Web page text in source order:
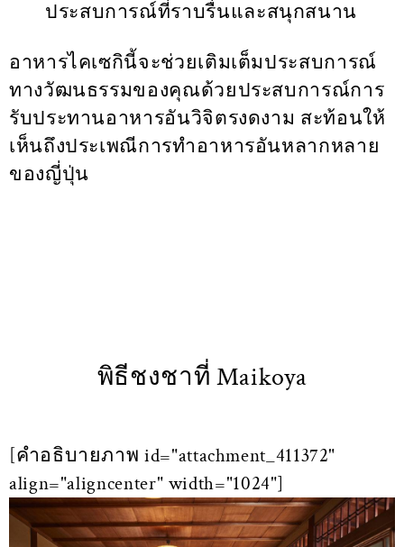
ประสบการณ์ที่ราบรื่นและสนุกสนาน
อาหารไคเซกินี้จะช่วยเติมเต็มประสบการณ์
ทางวัฒนธรรมของคุณด้วยประสบการณ์การ
รับประทานอาหารอันวิจิตรงดงาม สะท้อนให้
เห็นถึงประเพณีการทำอาหารอันหลากหลาย
ของญี่ปุ่น
พิธีชงชาที่ Maikoya
[คำอธิบายภาพ id="attachment_411372"
align="aligncenter" width="1024"]